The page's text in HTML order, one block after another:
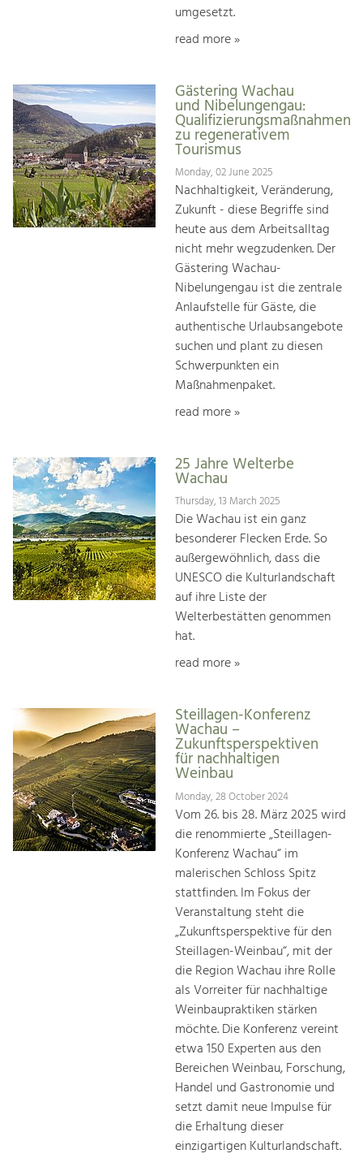
umgesetzt.
read more »
Gästering Wachau
und Nibelungengau:
Qualifizierungsmaßnahmen
zu regenerativem
Tourismus
Monday, 02 June 2025
Nachhaltigkeit, Veränderung,
Zukunft - diese Begriffe sind
heute aus dem Arbeitsalltag
nicht mehr wegzudenken. Der
Gästering Wachau-
Nibelungengau ist die zentrale
Anlaufstelle für Gäste, die
authentische Urlaubsangebote
suchen und plant zu diesen
Schwerpunkten ein
Maßnahmenpaket.
read more »
25 Jahre Welterbe
Wachau
Thursday, 13 March 2025
Die Wachau ist ein ganz
besonderer Flecken Erde. So
außergewöhnlich, dass die
UNESCO die Kulturlandschaft
auf ihre Liste der
Welterbestätten genommen
hat.
read more »
Steillagen-Konferenz
Wachau –
Zukunftsperspektiven
für nachhaltigen
Weinbau
Monday, 28 October 2024
Vom 26. bis 28. März 2025 wird
die renommierte „Steillagen-
Konferenz Wachau“ im
malerischen Schloss Spitz
stattfinden. Im Fokus der
Veranstaltung steht die
„Zukunftsperspektive für den
Steillagen-Weinbau“, mit der
die Region Wachau ihre Rolle
als Vorreiter für nachhaltige
Weinbaupraktiken stärken
möchte. Die Konferenz vereint
etwa 150 Experten aus den
Bereichen Weinbau, Forschung,
Handel und Gastronomie und
setzt damit neue Impulse für
die Erhaltung dieser
einzigartigen Kulturlandschaft.